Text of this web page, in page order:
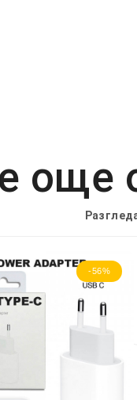
още
-56%